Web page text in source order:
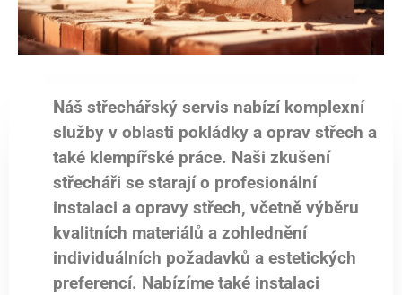
Náš střechářský servis nabízí komplexní
služby v oblasti pokládky a oprav střech a
také klempířské práce. Naši zkušení
střecháři se starají o profesionální
instalaci a opravy střech, včetně výběru
kvalitních materiálů a zohlednění
individuálních požadavků a estetických
preferencí. Nabízíme také instalaci